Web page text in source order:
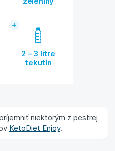
2 – 3 litre
tekutín
niektorým z pestrej
KetoDiet Enjoy.